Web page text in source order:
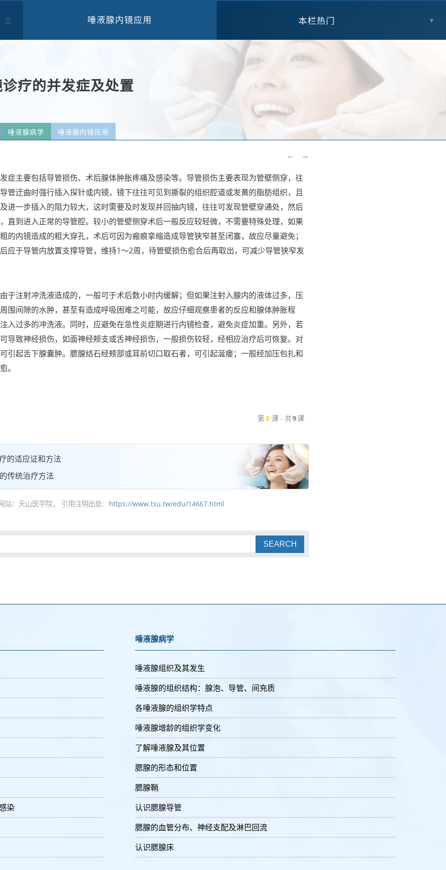
三 唾液腺内镜应用 本栏热门 ▼
疗的并发症及处置
唾液腺病学 唾液腺内镜应用
← →
症主要包括导管损伤、术后腺体肿胀疼痛及感染等。导管损伤主要表现为管壁侧穿，往
管迂曲时强行插入探针或内镜，镜下往往可见到撕裂的组织腔道或发黄的脂肪组织，且
进一步插入的阻力较大，这时需要及时发现并回抽内镜，往往可发现管壁穿通处，然后
直到进入正常的导管腔。较小的管壁侧穿术后一般反应较轻微，不需要特殊处理，如果
的内镜造成的粗大穿孔，术后可因为瘢痕挛缩造成导管狭窄甚至闭塞，故应尽量避免；
应于导管内放置支撑导管，维持1～2周，待管壁损伤愈合后再取出，可减少导管狭窄发
于注射冲洗液造成的，一般可于术后数小时内缓解；但如果注射入腺内的液体过多，压
围间隙的水肿，甚至有造成呼吸困难之可能，故应仔细观察患者的反应和腺体肿胀程
入过多的冲洗液。同时，应避免在急性炎症期进行内镜检查，避免炎症加重。另外，若
导致神经损伤，如面神经颊支或舌神经损伤，一般损伤较轻，经相应治疗后可恢复。对
引起舌下腺囊肿。腮腺结石经颊部或耳前切口取石者，可引起涎瘘；一般经加压包扎和
。
第3 课 - 共9课
的适应证和方法
传统治疗方法
站：天山医学院， 引用注明出处： https://www.tsu.tw/edu/14667.html
SEARCH
染
唾液腺病学
唾液腺组织及其发生
唾液腺的组织结构：腺泡、导管、间充质
各唾液腺的组织学特点
唾液腺增龄的组织学变化
了解唾液腺及其位置
腮腺的形态和位置
腮腺鞘
认识腮腺导管
腮腺的血管分布、神经支配及淋巴回流
认识腮腺床